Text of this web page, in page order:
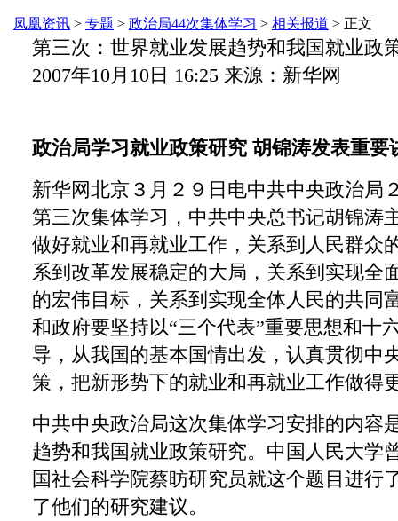
凤凰资讯 > 专题 > 政治局44次集体学习 > 相关报道 > 正文
第三次：世界就业发展趋势和我国就业政
2007年10月10日 16:25 来源：新华网
政治局学习就业政策研究 胡锦涛发表重要
新华网北京３月２９日电中共中央政治局
第三次集体学习，中共中央总书记胡锦涛
做好就业和再就业工作，关系到人民群众
系到改革发展稳定的大局，关系到实现全
的宏伟目标，关系到实现全体人民的共同
和政府要坚持以“三个代表”重要思想和十
导，从我国的基本国情出发，认真贯彻中
策，把新形势下的就业和再就业工作做得
中共中央政治局这次集体学习安排的内容
趋势和我国就业政策研究。中国人民大学
国社会科学院蔡昉研究员就这个题目进行
了他们的研究建议。